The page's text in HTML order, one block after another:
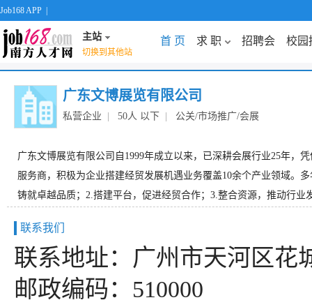
Job168 APP
主站
切换到其他站
首 页 求 职 招聘会 校园
广东文博展览有限公司
私营企业 50人 以下 公关/市场推广/会展
广东文博展览有限公司自1999年成立以来，已深耕会展行业25年，
服务商，积极为企业搭建经贸发展机遇业务覆盖10余个产业领域。
铸就卓越品质；2.搭建平台，促进经贸合作；3.整合资源，推动行
联系我们
联系地址：广州市天河区花
邮政编码：510000